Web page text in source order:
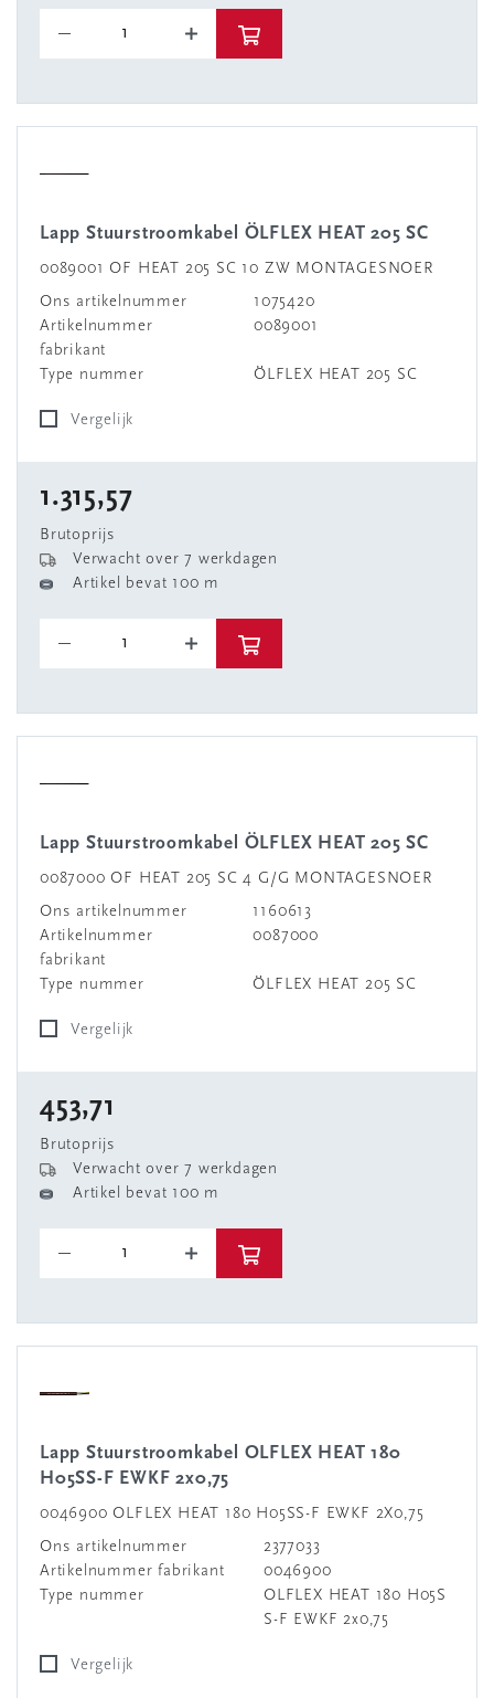
Lapp Stuurstroomkabel ÖLFLEX HEAT 205 SC
0089001 OF HEAT 205 SC 10 ZW MONTAGESNOER
Ons artikelnummer
1075420
Artikelnummer
fabrikant
0089001
Type nummer ÖLFLEX HEAT 205 SC
Vergelijk
1.315,57
Brutoprijs
Verwacht over 7 werkdagen
Artikel bevat 100 m
Lapp Stuurstroomkabel ÖLFLEX HEAT 205 SC
0087000 OF HEAT 205 SC 4 G/G MONTAGESNOER
Ons artikelnummer
1160613
Artikelnummer
fabrikant
0087000
Type nummer ÖLFLEX HEAT 205 SC
Vergelijk
453,71
Brutoprijs
Verwacht over 7 werkdagen
Artikel bevat 100 m
Lapp Stuurstroomkabel OLFLEX HEAT 180
H05SS-F EWKF 2x0,75
0046900 OLFLEX HEAT 180 H05SS-F EWKF 2X0,75
Ons artikelnummer
2377033
Artikelnummer fabrikant
0046900
Type nummer
OLFLEX HEAT 180 H05S
S-F EWKF 2x0,75
Vergelijk